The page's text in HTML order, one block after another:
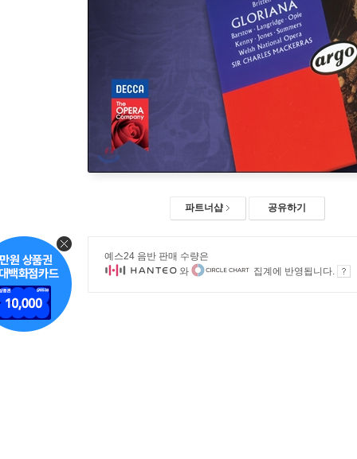
파트너샵 공유하기
예스24 음반 판매 수량은
와
집계에 반영됩니다.